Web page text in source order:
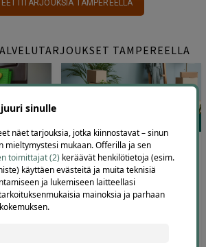
TAMPEREELLA
TAMPEREELLA
Driver
Muuttopalvelu Tampere –
vähintään 2 muuttajaa ja
muuttoauto alk. 149 €
Omar Driver Tampere
sinulle
näet tarjouksia, jotka kiinnostavat – sinun
mieltymystesi mukaan. Offerilla ja sen
toimittajat (2) keräävät henkilötietoja (esim.
käyttäen evästeitä ja muita teknisiä
ja lukemiseen laitteellasi
mainoksia ja parhaan